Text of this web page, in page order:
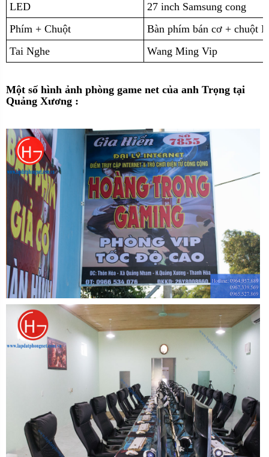
LED
27 inch Samsung cong
Phím + Chuột
Bàn phím bán cơ + chuột
Tai Nghe
Wang Ming Vip
Một số hình ảnh phòng game net của anh Trọng tại
Quảng Xương :